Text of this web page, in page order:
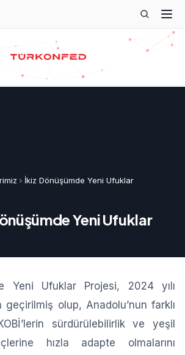
İkiz Dönüşümde Yeni Ufuklar
Yeni Ufuklar
Yeni Ufuklar Projesi, 2024 yılı
olup, Anadolu’nun farklı
sürdürülebilirlik ve yeşil
hızla adapte olmalarını